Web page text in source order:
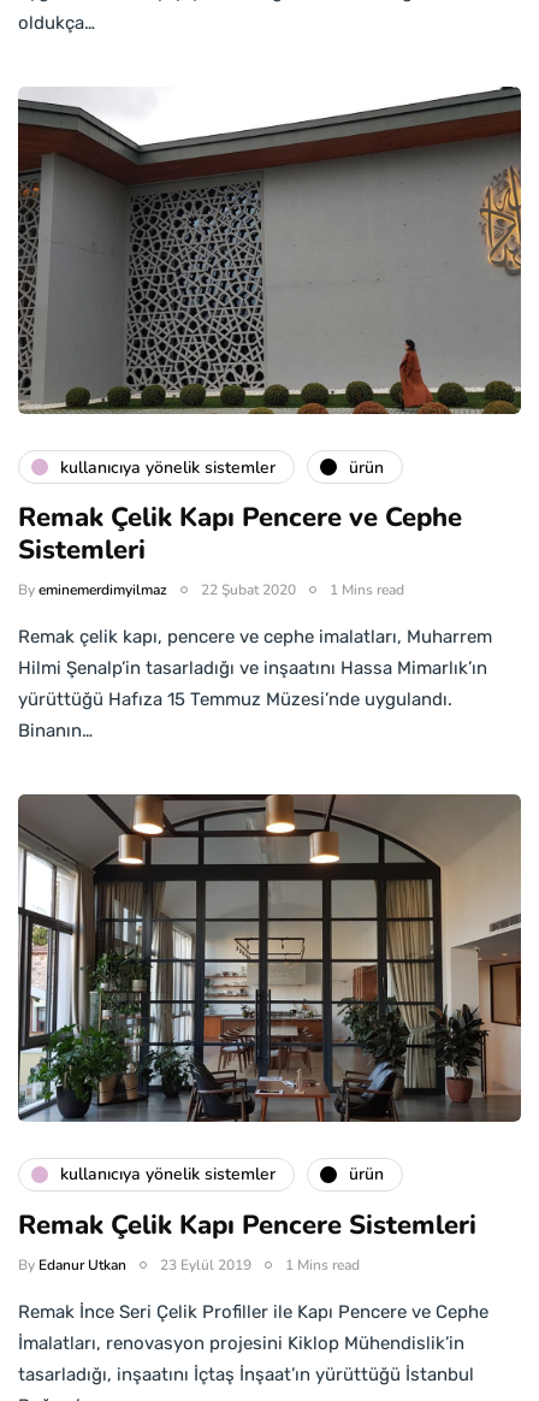
oldukça…
kullanıcıya yönelik sistemler ürün
Remak Çelik Kapı Pencere ve Cephe
Sistemleri
Byeminemerdimyilmaz 22 Şubat 2020 1 Mins read
Remak çelik kapı, pencere ve cephe imalatları, Muharrem
Hilmi Şenalp’in tasarladığı ve inşaatını Hassa Mimarlık’ın
yürüttüğü Hafıza 15 Temmuz Müzesi’nde uygulandı.
Binanın…
kullanıcıya yönelik sistemler ürün
Remak Çelik Kapı Pencere Sistemleri
By Edanur Utkan 23 Eylül 2019 1 Mins read
Remak İnce Seri Çelik Profiller ile Kapı Pencere ve Cephe
İmalatları, renovasyon projesini Kiklop Mühendislik’in
tasarladığı, inşaatını İçtaş İnşaat’ın yürüttüğü İstanbul